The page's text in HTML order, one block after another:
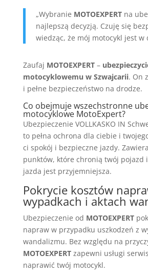
„Wybranie MOTOEXPERTna
najlepszą decyzją. Czuję się
wiedząc, że mój motocykl jest w
Zaufaj MOTOEXPERT–
motocyklowemu w Szwajcarii. On
i pełne bezpieczeństwo na drodze.
Co obejmuje wszechstronne
motocyklowe MotoExpert?
Ubezpieczenie VOLLKASKO IN
to pełna ochrona dla ciebie i
ci spokój i bezpieczne jazdy.
punktów, które chronią twój pojazd
jazda jest przyjemniejsza.
Pokrycie kosztów
wypadkach i aktach
Ubezpieczenie od MOTOEXPERT
napraw w przypadku uszkodzeń z
wandalizmu. Bez względu na
MOTOEXPERTzapewni usługi
naprawić twój motocykl.